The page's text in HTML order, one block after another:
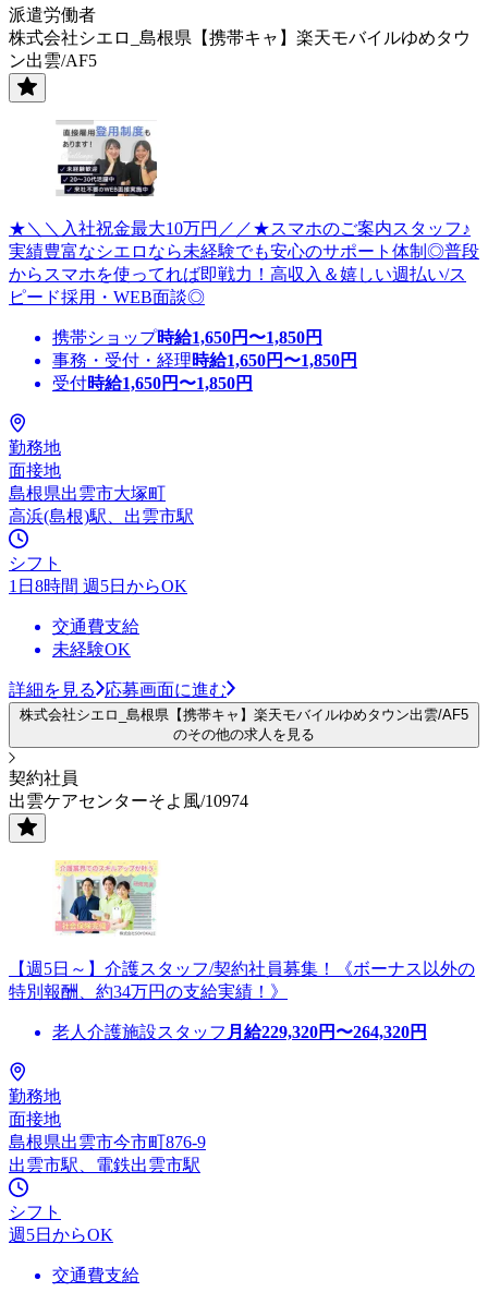
派遣労働者
株式会社シエロ_島根県【携帯キャ】楽天モバイルゆめタウ
ン出雲/AF5
★＼＼入社祝金最大10万円／／★スマホのご案内スタッフ♪
実績豊富なシエロなら未経験でも安心のサポート体制◎普段
からスマホを使ってれば即戦力！高収入＆嬉しい週払い/ス
ピード採用・WEB面談◎
携帯ショップ時給1,650円〜1,850円
事務・受付・経理時給1,650円〜1,850円
受付時給1,650円〜1,850円
勤務地
面接地
島根県出雲市大塚町
高浜(島根)駅、出雲市駅
シフト
1日8時間 週5日からOK
交通費支給
未経験OK
詳細を見る 応募画面に進む
株式会社シエロ_島根県【携帯キャ】楽天モバイルゆめタウン出雲/AF5
のその他の求人を見る
契約社員
出雲ケアセンターそよ風/10974
【週5日～】介護スタッフ/契約社員募集！《ボーナス以外の
特別報酬、約34万円の支給実績！》
老人介護施設スタッフ 月給229,320円〜264,320円
勤務地
面接地
島根県出雲市今市町876-9
出雲市駅、電鉄出雲市駅
シフト
週5日からOK
交通費支給